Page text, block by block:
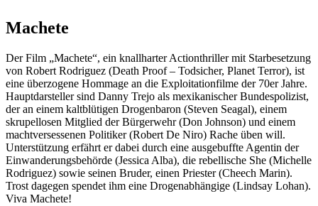
Machete
Der Film „Machete“, ein knallharter Actionthriller mit Starbesetzung
von Robert Rodriguez (Death Proof – Todsicher, Planet Terror), ist
eine überzogene Hommage an die Exploitationfilme der 70er Jahre.
Hauptdarsteller sind Danny Trejo als mexikanischer Bundespolizist,
der an einem kaltblütigen Drogenbaron (Steven Seagal), einem
skrupellosen Mitglied der Bürgerwehr (Don Johnson) und einem
machtversessenen Politiker (Robert De Niro) Rache üben will.
Unterstützung erfährt er dabei durch eine ausgebuffte Agentin der
Einwanderungsbehörde (Jessica Alba), die rebellische She (Michelle
Rodriguez) sowie seinen Bruder, einen Priester (Cheech Marin).
Trost dagegen spendet ihm eine Drogenabhängige (Lindsay Lohan).
Viva Machete!